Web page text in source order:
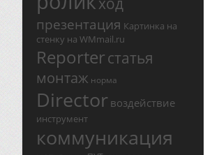
презентация Картинка на
стенку на WMmail.ru
Reporterстатья
монтаж норма
Director воздействие
инструмент
коммуникация